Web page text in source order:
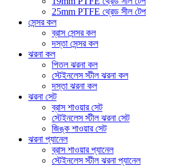
25mm PTFE থ্রেড সীল টেপ
সেন্সর কল
ব্রাস সেন্সর কল
দস্তা সেন্সর কল
ঝরনা কল
পিতল ঝরনা কল
স্টেইনলেস স্টীল ঝরনা কল
দস্তা ঝরনা কল
ঝরনা সেট
ব্রাস শাওয়ার সেট
স্টেইনলেস স্টীল ঝরনা সেট
জিঙ্ক শাওয়ার সেট
ঝরনা প্যানেল
ব্রাস শাওয়ার প্যানেল
স্টেইনলেস স্টীল ঝরনা প্যানেল